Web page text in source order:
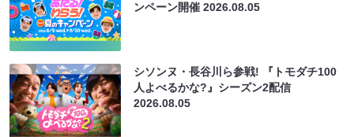
ンペーン開催2026.08.05
シソンヌ・長谷川ら参戦! 『トモダチ100
人よべるかな?』シーズン2配信
2026.08.05